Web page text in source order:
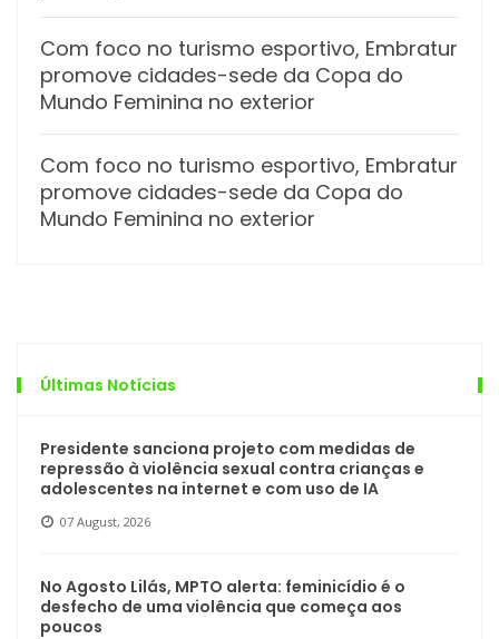
Com foco no turismo esportivo, Embratur
promove cidades-sede da Copa do
Mundo Feminina no exterior
Com foco no turismo esportivo, Embratur
promove cidades-sede da Copa do
Mundo Feminina no exterior
Últimas Notícias
Presidente sanciona projeto com medidas de
repressão à violência sexual contra crianças e
adolescentes na internet e com uso de IA
07 August, 2026
No Agosto Lilás, MPTO alerta: feminicídio é o
desfecho de uma violência que começa aos
poucos